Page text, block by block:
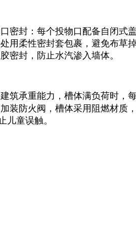
密封：每个投物口配备自闭式
用柔性密封套包裹，避免布草
密封，防止水汽渗入墙体。
筑承重能力，槽体满负荷时，
防火阀，槽体采用阻燃材质
儿童误触。